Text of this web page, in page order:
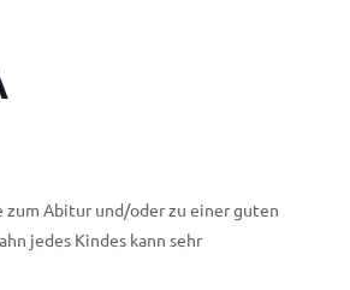
zum Abitur und/oder zu einer guten
jedes Kindes kann sehr